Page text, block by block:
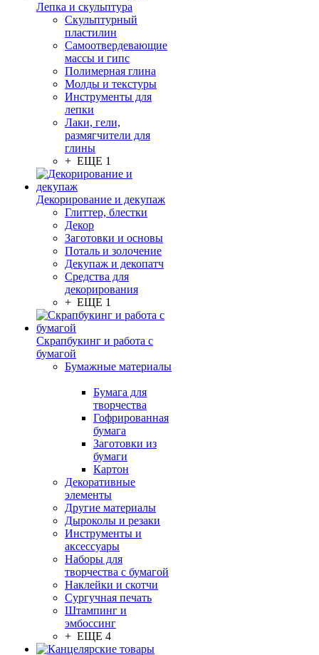
Лепка и скульптура
Скульптурный
пластилин
Самоотвердевающие
массы и гипс
Полимерная глина
Молды и текстуры
Инструменты для
лепки
Лаки, гели,
размягчители для
глины
+ ЕЩЕ 1
Декорирование и декупаж
Глиттер, блестки
Декор
Заготовки и основы
Поталь и золочение
Декупаж и декопатч
Средства для
декорирования
+ ЕЩЕ 1
Скрапбукинг и работа с
бумагой
Бумажные материалы
Бумага для
творчества
Гофрированная
бумага
Заготовки из
бумаги
Картон
Декоративные
элементы
Другие материалы
Дыроколы и резаки
Инструменты и
аксессуары
Наборы для
творчества с бумагой
Наклейки и скотчи
Сургучная печать
Штампинг и
эмбоссинг
+ ЕЩЕ 4